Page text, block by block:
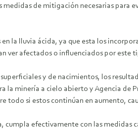
medidas de mitigación necesarias
la lluvia ácida, ya que esta los
ver afectados o influenciados por este
y de nacimientos, los
la minería a cielo abierto y Agencia
todo si estos continúan en aumento,
cumpla efectivamente con las